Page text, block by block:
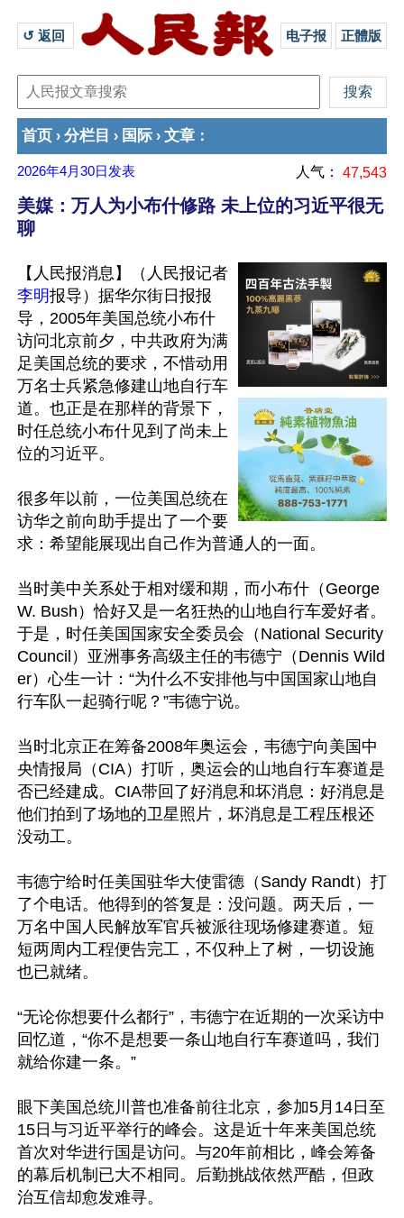
↺ 返回 电子报 正體版
首页 › 分栏目 › 国际 › 文章 ：
2026年4月30日 发表 人气： 47,543
美媒：万人为小布什修路 未上位的习近平很无
聊
【人民报消息】（人民报记者
李明报导）据华尔街日报报
导，2005年美国总统小布什
访问北京前夕，中共政府为满
足美国总统的要求，不惜动用
万名士兵紧急修建山地自行车
道。也正是在那样的背景下，
时任总统小布什见到了尚未上
位的习近平。
很多年以前，一位美国总统在
访华之前向助手提出了一个要
求：希望能展现出自己作为普通人的一面。
当时美中关系处于相对缓和期，而小布什（George
W. Bush）恰好又是一名狂热的山地自行车爱好者。
于是，时任美国国家安全委员会（National Security
Council）亚洲事务高级主任的韦德宁（Dennis Wild
er）心生一计：“为什么不安排他与中国国家山地自
行车队一起骑行呢？”韦德宁说。
当时北京正在筹备2008年奥运会，韦德宁向美国中
央情报局（CIA）打听，奥运会的山地自行车赛道是
否已经建成。CIA带回了好消息和坏消息：好消息是
他们拍到了场地的卫星照片，坏消息是工程压根还
没动工。
韦德宁给时任美国驻华大使雷德（Sandy Randt）打
了个电话。他得到的答复是：没问题。两天后，一
万名中国人民解放军官兵被派往现场修建赛道。短
短两周内工程便告完工，不仅种上了树，一切设施
也已就绪。
“无论你想要什么都行”，韦德宁在近期的一次采访中
回忆道，“你不是想要一条山地自行车赛道吗，我们
就给你建一条。”
眼下美国总统川普也准备前往北京，参加5月14日至
15日与习近平举行的峰会。这是近十年来美国总统
首次对华进行国是访问。与20年前相比，峰会筹备
的幕后机制已大不相同。后勤挑战依然严酷，但政
治互信却愈发难寻。